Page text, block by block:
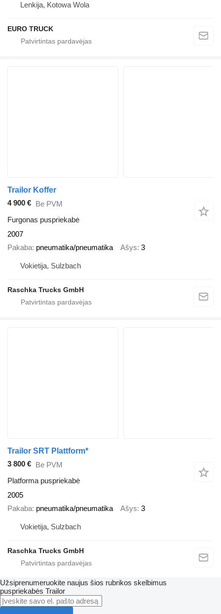
Lenkija, Kotowa Wola
EURO TRUCK
Trailor Koffer
4 900 € Be PVM
Furgonas puspriekabė
2007
Pakaba pneumatika/pneumatika Ašys 3
Vokietija, Sulzbach
Raschka Trucks GmbH
Trailor SRT Plattform*
3 800 € Be PVM
Platforma puspriekabė
2005
Pakaba pneumatika/pneumatika Ašys 3
Vokietija, Sulzbach
Raschka Trucks GmbH
Užsiprenumeruokite naujus šios rubrikos skelbimus
puspriekabės Trailor